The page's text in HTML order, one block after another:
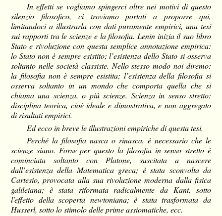
In effetti se vogliamo spingerci oltre nei motivi di questo
silenzio filosofico, ci troviamo portati a proporre qui,
limitandoci a illustrarla con dati puramente empirici, una tesi
sui rapporti tra le scienze e la filosofia. Lenin inizia il suo libro
Stato e rivoluzione con questa semplice annotazione empirica:
lo Stato non è sempre esistito; l’esistenza dello Stato si osserva
soltanto nelle società classiste. Nello stesso modo noi diremo:
la filosofia non è sempre esistita; l’esistenza della filosofia si
osserva soltanto in un mondo che comporta quella che si
chiama una scienza, o più scienze. Scienza in senso stretto:
disciplina teorica, cioè ideale e dimostrativa, e non aggregato
di risultati empirici.
Ed ecco in breve le illustrazioni empiriche di questa tesi.
Perché la filosofia nasca o rinasca, è necessario che le
scienze siano. Forse per questo la filosofia in senso stretto è
cominciata soltanto con Platone, suscitata a nascere
dall’esistenza della Matematica greca; è stata sconvolta da
Cartesio, provocata alla sua rivoluzione moderna dalla fisica
galileiana; è stata riformata radicalmente da Kant, sotto
l'effetto della scoperta newtoniana; è stata trasformata da
Husserl, sotto lo stimolo delle prime assiomatiche, ecc.